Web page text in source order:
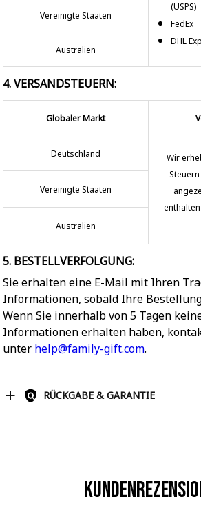
(USPS)
FedEx
DHL
Vereinigte Staaten
Australien
4. VERSANDSTEUERN:
Globaler Markt
Deutschland
Wir
Vereinigte Staaten
Australien
5. BESTELLVERFOLGUNG:
Sie erhalten eine E-Mail mit Ihren
Informationen, sobald Ihre
Wenn Sie innerhalb von 5 Tagen
Informationen erhalten haben,
unter help@family-gift.com.
RÜCKGABE & GARANTIE